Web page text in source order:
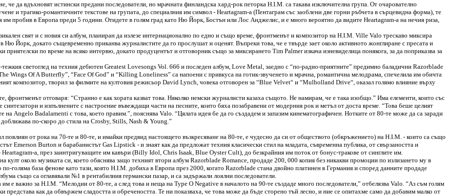
че да вдъхновят истински предани последователи, но мрачната финландска хард-рок петорка H.I.M. са такава изключителна група. От очарователно
и трагико-романтичните текстове на групата, до специалния им символ - Нeartagram-a (Пентаграм със заоблени две горни ръбчета в сърцевидна форма), те
им пробив в Европа преди 5 години. Отидете в голям град като Ню Йорк, Бостън или Лос Анджелис, и е много вероятно да видите Heartagram-а на нечия риза,
свят и с новия си албум, планиран да излезе интернационално по едно и също време, фронтменът и композитор на H.I.M. Ville Valo трескаво миксира
Йорк, докато същевременно приканва журналистите да го прослушат и оценят. Въпреки това, че е твърде зает около активното жонглиране с пресата и
приятелски по време на всяко интервю, докато продуцентът и отговорник също за миксирането Tim Palmer изкача изневиделица понякога, за да поприказва за
светоглед на техния дебютен Greatest Lovesongs Vol. 666 и последен албум, Love Metal, заедно с “по-радио-приятните” предимно баладични Razorblade
Wings Of A Butterfly”, “Face Of God” и “Killing Loneliness” са напоени с привкуса на готик-звученето и мрачна, романтична мелодрама, спечелила им обичта
композитор, творил за филмите на култовия режисьор David Lynch, човека отговорен за “Blue Velvet“ и “Mulholland Drive“, оказал голямо влияние върху
фронтменът отговаря: “Странно е как хората казват това. Няколко немски журналисти казаха същото. Не намирам, че е така изобщо.” Има елементи, които със
и изпълнените с настроение въвеждащи части на песните, които бяха позабравени от модерния рок и метъл от доста време. “Това беше целият
Angelo Badalamenti с това, което правим.”, пояснява Valo. “Цялата идея бе да го създадем и запазим кинематографичен. Нотките от 80-те може да са заради
по-скоро до стила на Crosby, Stills, Nash & Young.”
от рока на 70-те и 80-те, и имайки предвид настоящето възкресяване на 80-те, е чудесно да си от обществото (обкръжението) на H.I.M. - които са също
Emerson Burton и барабанистът Gas Lipstick - и знаят как да предложат техния класически стил на младата, съвременна публика, от свързаността и
a, през заинтригуващите им кавъри (Billy Idol, Chris Isaak, Blue Oyster Cult), до безкрайния им поток от бонус-тракове от синглите им.
култ около музиката си, което обяснява защо техният втори албум Razorblade Romance, продаде 200, 000 копия без никакви промоции по излизането му в
голяма база фенове като тази, която H.I.M. добиха в Европа през 2000, когато Razorblade стана двойно платинен в Германия и според данните продаде
също са оглавявали №1 в рентабилния германски пазар, и са задържали лоялни последователи.
е важно за H.I.M. “Мелодии от 80-те, а след това и неща на Type O Negative в началото на 90-те създаде много последователи,” отбелязва Valo. “Аз съм голям
как да обвържем сладостта и обречеността. Те ни показваха, че това може да бъде сторено тъй лесно, и ние се опитахме само да добавим малко от